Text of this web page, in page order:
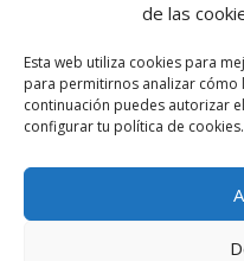
de las
Esta web utiliza cookies para
para permitirnos analizar cómo
continuación puedes autorizar
configurar tu política de cookies.